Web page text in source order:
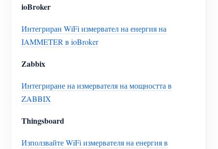
ioBroker
Интегриран WiFi измервател на енергия на
IAMMETER в ioBroker
Zabbix
Интегриране на измервателя на мощността в
ZABBIX
Thingsboard
Използвайте WiFi измервателя на енергия в